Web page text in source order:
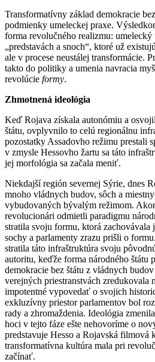
Transformatívny základ demokracie
podmienky umeleckej praxe.
forma revolučného realizmu: umelecký
„predstavách a snoch“, ktoré už
ale v procese neustálej transformácie.
takto do politiky a umenia navracia
revolúcie formy.
Zhmotnená ideológia
Keď Rojava získala autonómiu a
štátu, ovplyvnilo to celú regionálnu
pozostatky Assadovho režimu prestali
v zmysle Hessovho žartu sa táto
jej morfológia sa začala meniť.
Niekdajší región severnej Sýrie, dnes
mnoho vládnych budov, sôch a
vybudovaných bývalým režimom.
revolucionári odmietli paradigmu
stratila svoju formu, ktorá
sochy a parlamenty zrazu prišli o
stratila táto infraštruktúra svoju
autoritu, keďže forma národného štátu
demokracie bez štátu z vládnych
verejných priestranstvách zredukovala
impotentné vypovedať o svojich
exkluzívny priestor parlamentov bol
rady a zhromaždenia. Ideológia
hoci v tejto fáze ešte nehovoríme o
predstavuje Hesso a Rojavská filmová
transformatívna kultúra mala pri
začínať.